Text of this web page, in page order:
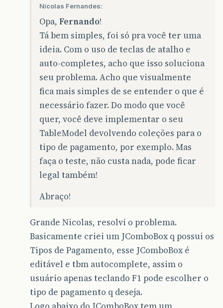
Nicolas Fernandes:
Opa, Fernando!
Tá bem simples, foi só pra você ter uma
ideia. Com o uso de teclas de atalho e
auto-completes, acho que isso soluciona
seu problema. Acho que visualmente
fica mais simples de se entender o que é
necessário fazer. Do modo que você
quer, você deve implementar o seu
TableModel devolvendo coleções para o
tipo de pagamento, por exemplo. Mas
faça o teste, não custa nada, pode ficar
legal também!
Abraço!
Grande Nicolas, resolvi o problema.
Basicamente criei um JComboBox q possui os
Tipos de Pagamento, esse JComboBox é
editável e tbm autocomplete, assim o
usuário apenas teclando F1 pode escolher o
tipo de pagamento q deseja.